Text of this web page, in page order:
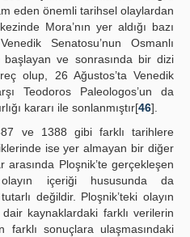
eden önemli tarihsel olaylardan
Mora’nın yer aldığı bazı
Senatosu’nun Osmanlı
başlayan ve sonrasında bir dizi
olup, 26 Ağustos’ta Venedik
Teodoros Paleologos’un da
kararı ile sonlanmıştır[46].
ve 1388 gibi farklı tarihlere
ise yer almayan bir diğer
Ploşnik’te gerçekleşen
olayın içeriği hususunda da
değildir. Ploşnik’teki olayın
kaynaklardaki farklı verilerin
farklı sonuçlara ulaşmasındaki